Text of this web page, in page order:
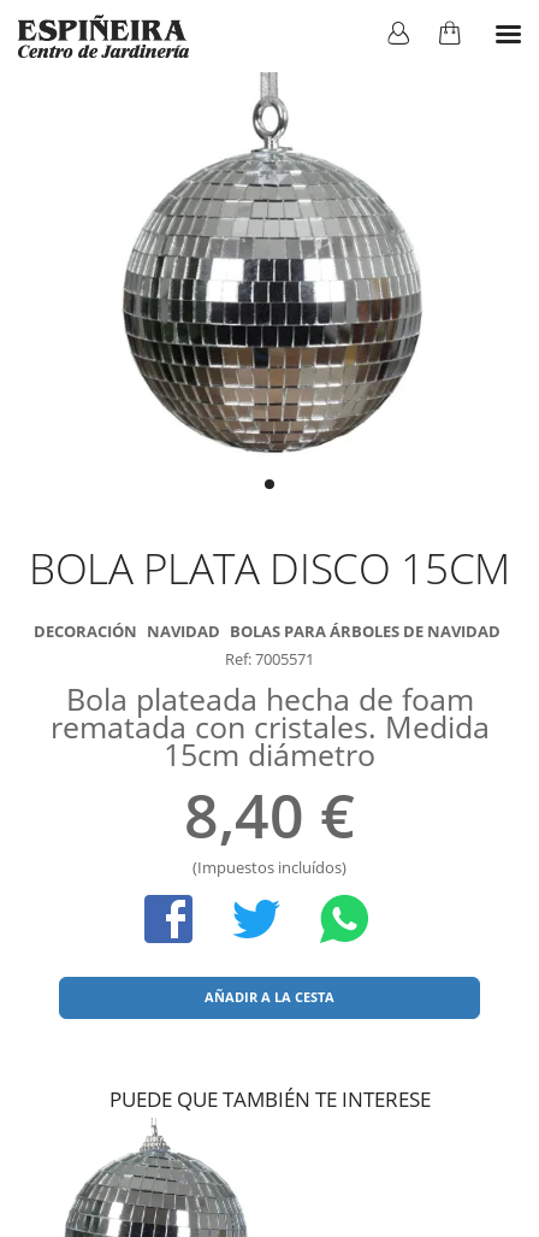
BOLA PLATA DISCO 15CM
DECORACIÓN NAVIDAD BOLAS PARA ÁRBOLES DE NAVIDAD
Ref: 7005571
Bola plateada hecha de foam
rematada con cristales. Medida
15cm diámetro
8,40 €
(Impuestos incluídos)
AÑADIR A LA CESTA
PUEDE QUE TAMBIÉN TE INTERESE